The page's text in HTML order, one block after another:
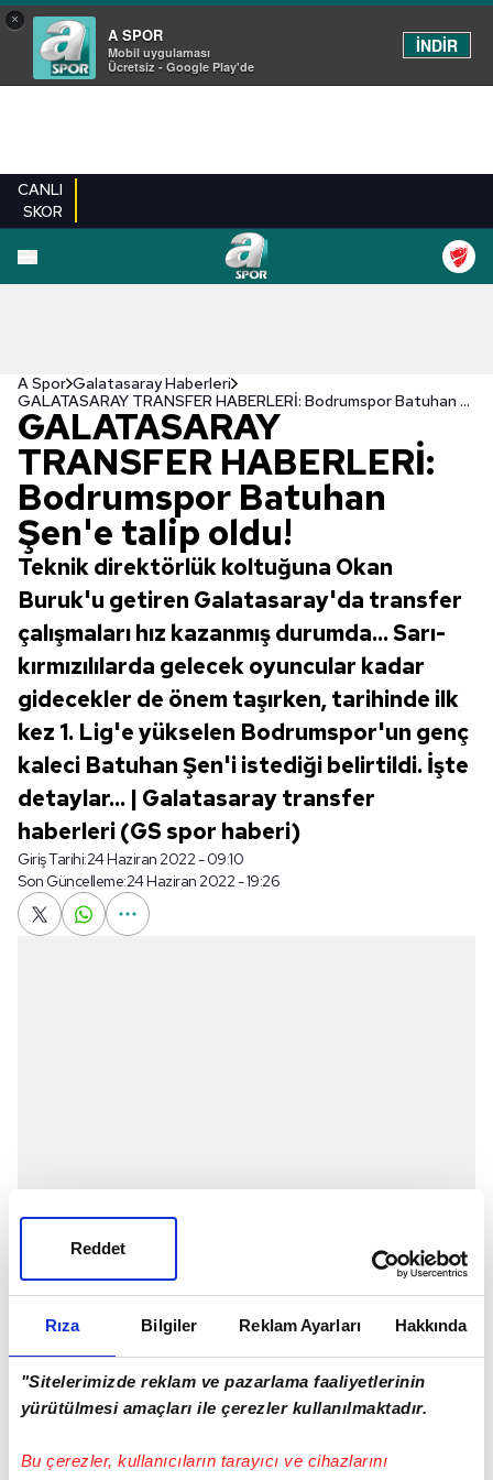
Rıza Bilgiler Reklam Ayarları Hakkında
"Sitelerimizde reklam ve pazarlama faaliyetlerinin
yürütülmesi amaçları ile çerezler kullanılmaktadır.
Bu çerezler, kullanıcıların tarayıcı ve cihazlarını
Reddet
×
A SPOR
Mobil uygulaması
Ücretsiz - Google Play'de
İNDİR
CANLI
SKOR
A Spor Galatasaray Haberleri
GALATASARAY TRANSFER HABERLERİ: Bodrumspor Batuhan Şen'e talip oldu!
GALATASARAY
TRANSFER HABERLERİ:
Bodrumspor Batuhan
Şen'e talip oldu!
Teknik direktörlük koltuğuna Okan
Buruk'u getiren Galatasaray'da transfer
çalışmaları hız kazanmış durumda... Sarı-
kırmızılılarda gelecek oyuncular kadar
gidecekler de önem taşırken, tarihinde ilk
kez 1. Lig'e yükselen Bodrumspor'un genç
kaleci Batuhan Şen'i istediği belirtildi. İşte
detaylar... | Galatasaray transfer
haberleri (GS spor haberi)
Giriş Tarihi:24 Haziran 2022 - 09:10
Son Güncelleme:24 Haziran 2022 - 19:26
Spor Toto 1. Lig'e tarihinde ilk kez yükseldikten sonra
Antalyaspor'un eski başkanlarından Ali Şafak
Öztürk'ün katkısıyla iddialı bir kadro kurmak için
Galatasaraylı kaleci Batuhan Şen'e kanca attı.